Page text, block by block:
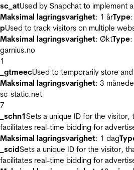
sc_atUsed by Snapchat to implement
Maksimal lagringsvarighet: 1 årType
pUsed to track visitors on multiple
Maksimal lagringsvarighet: ØktType
garnius.no
1
_gtmeecUsed to temporarily store
Maksimal lagringsvarighet: 3
sc-static.net
7
_schn1Sets a unique ID for the
facilitates real-time bidding for
Maksimal lagringsvarighet: 1 dag
_scidSets a unique ID for the visitor,
facilitates real-time bidding for